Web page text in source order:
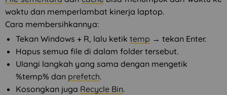
waktu dan memperlambat kinerja laptop.
Cara membersihkannya:
Tekan Windows + R, lalu ketik temp → tekan Enter.
Hapus semua file di dalam folder tersebut.
Ulangi langkah yang sama dengan mengetik
%temp% dan prefetch.
Kosongkan juga Recycle Bin.